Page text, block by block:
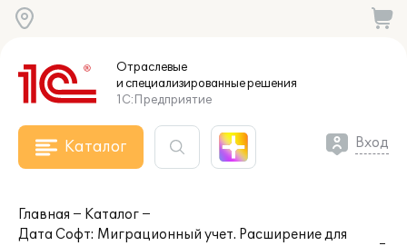
Отраслевые
и специализированныерешения
1С:Предприятие
Каталог Вход
Главная
Каталог
Дата Софт: Миграционный учет. Расширение для